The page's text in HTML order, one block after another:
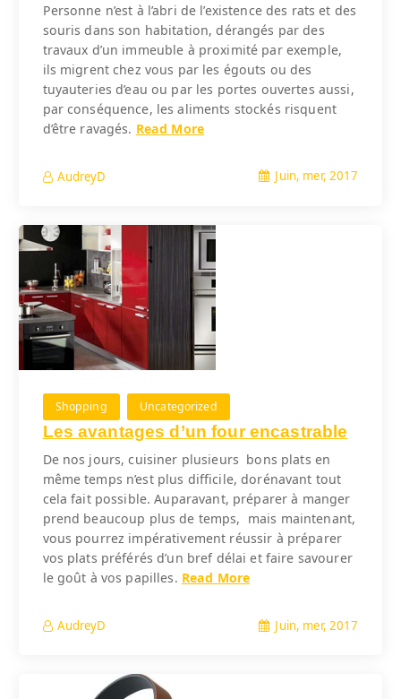
Personne n’est à l’abri de l’existence des rats et des
souris dans son habitation, dérangés par des
travaux d’un immeuble à proximité par exemple,
ils migrent chez vous par les égouts ou des
tuyauteries d’eau ou par les portes ouvertes aussi,
par conséquence, les aliments stockés risquent
d’être ravagés. Read More
AudreyD Juin, mer, 2017
Shopping Uncategorized
Les avantages d’un four encastrable
De nos jours, cuisiner plusieurs bons plats en
même temps n’est plus difficile, dorénavant tout
cela fait possible. Auparavant, préparer à manger
prend beaucoup plus de temps, mais maintenant,
vous pourrez impérativement réussir à préparer
vos plats préférés d’un bref délai et faire savourer
le goût à vos papilles. Read More
AudreyD Juin, mer, 2017